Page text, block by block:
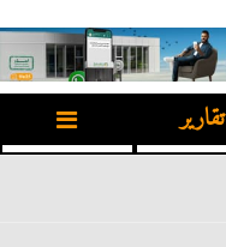
تقارير